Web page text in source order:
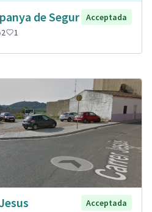
de Segur
Acceptada
2 1
Acceptada